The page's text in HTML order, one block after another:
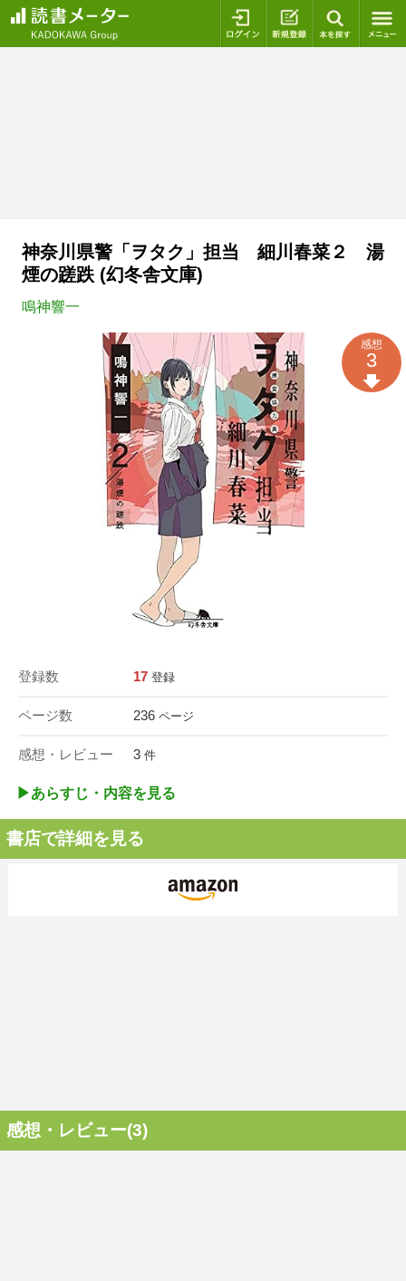
ログイン 新規登録
神奈川県警「ヲタク」担当 細川春菜２ 湯
煙の蹉跌 (幻冬舎文庫)
鳴神響一
登録数 17 登録
ページ数 236 ページ
感想・レビュー 3 件
感想
3
▶︎あらすじ・内容を見る
書店で詳細を見る
感想・レビュー(3)